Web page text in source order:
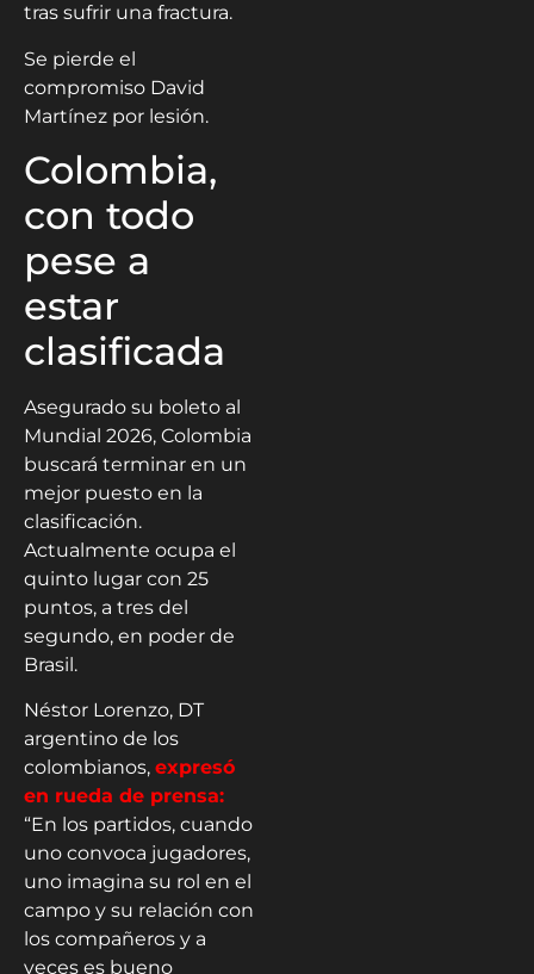
tras sufrir una fractura.
Se pierde el
compromiso David
Martínez por lesión.
Colombia,
con todo
pese a
estar
clasificada
Asegurado su boleto al
Mundial 2026, Colombia
buscará terminar en un
mejor puesto en la
clasificación.
Actualmente ocupa el
quinto lugar con 25
puntos, a tres del
segundo, en poder de
Brasil.
Néstor Lorenzo, DT
argentino de los
colombianos, expresó
en rueda de prensa:
“En los partidos, cuando
uno convoca jugadores,
uno imagina su rol en el
campo y su relación con
los compañeros y a
veces es bueno